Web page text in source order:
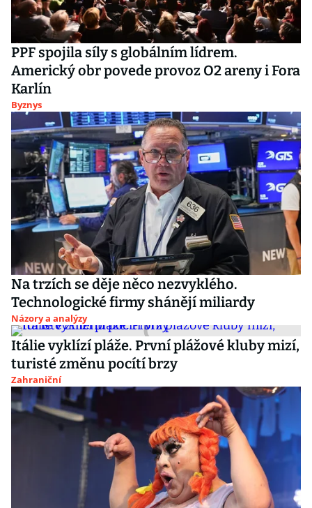
PPF spojila síly s globálním lídrem.
Americký obr povede provoz O2 areny i Fora
Karlín
Byznys
Na trzích se děje něco nezvyklého.
Technologické firmy shánějí miliardy
Názory a analýzy
Itálie vyklízí pláže. První plážové kluby mizí,
turisté změnu pocítí brzy
Zahraniční